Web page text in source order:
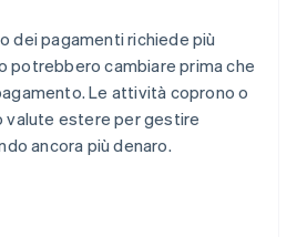
dei pagamenti richiede più
potrebbero cambiare prima che
Le attività coprono o
valute estere per gestire
ancora più denaro.